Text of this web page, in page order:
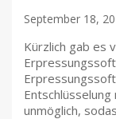
September 18,
Kürzlich gab es
unmöglich,